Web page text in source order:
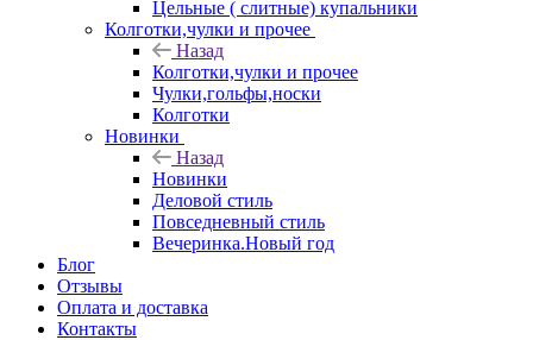
Цельные ( слитные) купальники
Колготки,чулки и прочее
Назад
Колготки,чулки и прочее
Чулки,гольфы,носки
Колготки
Новинки
Назад
Новинки
Деловой стиль
Повседневный стиль
Вечеринка.Новый год
Блог
Отзывы
Оплата и доставка
Контакты